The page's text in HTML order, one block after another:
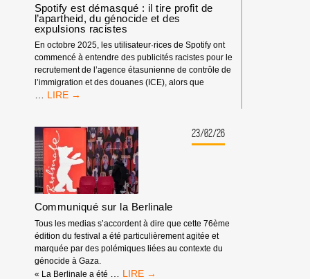
Spotify est démasqué : il tire profit de
l’apartheid, du génocide et des
expulsions racistes
En octobre 2025, les utilisateur·rices de Spotify ont
commencé à entendre des publicités racistes pour le
recrutement de l’agence étasunienne de contrôle de
l’immigration et des douanes (ICE), alors que
… SPOTIFY
:
IL
TIRE
PROFIT
DE
L’APARTHEID,
DU
GÉNOCIDE
ET
DES
EXPULSIONS
RACISTES
23/02/26
Communiqué sur la Berlinale
Tous les medias s’accordent à dire que cette 76ème
édition du festival a été particulièrement agitée et
marquée par des polémiques liées au contexte du
génocide à Gaza.
« La Berlinale a été
COMMUNIQUÉ